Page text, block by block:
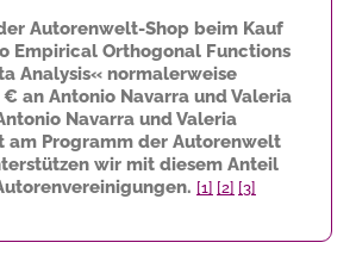
Autorenwelt-Shop beim Kauf
Empirical Orthogonal Functions
Analysis« normalerweise
€ an Antonio Navarra und Valeria
Navarra und Valeria
am Programm der Autorenwelt
wir mit diesem Anteil
[1] [2] [3]